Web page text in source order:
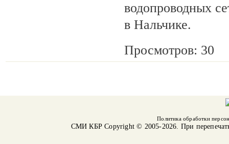
водопроводных
в Нальчике.
Просмотров: 30
Политика обработки
СМИ КБРCopyright © 2005-2026. При